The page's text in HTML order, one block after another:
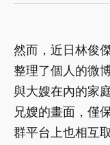
然而，近日林俊
整理了個人的微
與大嫂在內的家
兄嫂的畫面，僅
群平台上也相互